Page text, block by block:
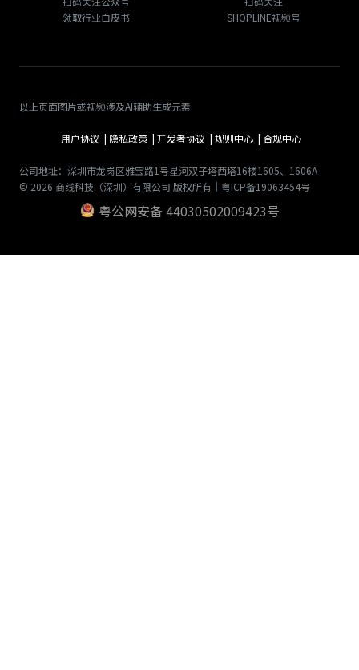
领取行业白皮书
SHOPLINE视频号
以上页面图片或视频涉及AI辅助生成元素
用户协议 | 隐私政策 | 开发者协议 | 规则中心 | 合规中心
公司地址：深圳市龙岗区雅宝路1号星河双子塔西塔16楼1605、1606A
© 2026 商线科技（深圳）有限公司 版权所有｜粤ICP备19063454号
粤公网安备 44030502009423号